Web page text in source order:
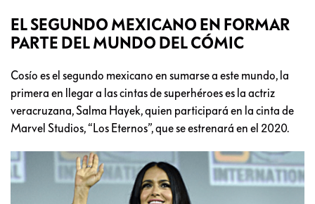
EL SEGUNDO MEXICANO EN FORMAR
PARTE DEL MUNDO DEL CÓMIC
Cosío es el segundo mexicano en sumarse a este mundo, la
primera en llegar a las cintas de superhéroes es la actriz
veracruzana, Salma Hayek, quien participará en la cinta de
Marvel Studios, “Los Eternos”, que se estrenará en el 2020.